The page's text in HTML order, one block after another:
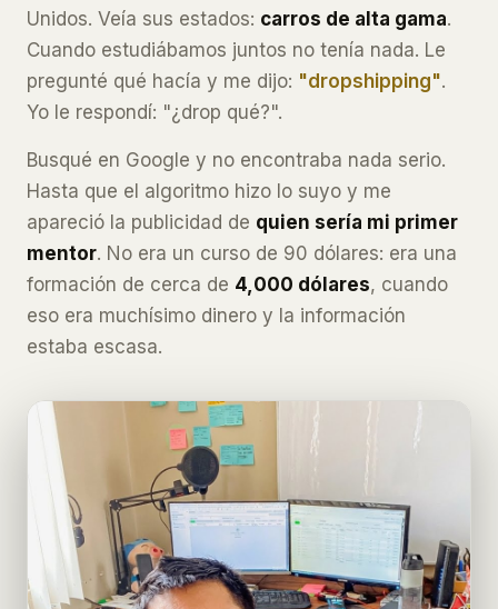
Unidos. Veía sus estados: carros de alta gama.
Cuando estudiábamos juntos no tenía nada. Le
pregunté qué hacía y me dijo: "dropshipping".
Yo le respondí: "¿drop qué?".
Busqué en Google y no encontraba nada serio.
Hasta que el algoritmo hizo lo suyo y me
apareció la publicidad de quien sería mi primer
mentor. No era un curso de 90 dólares: era una
formación de cerca de 4,000 dólares, cuando
eso era muchísimo dinero y la información
estaba escasa.